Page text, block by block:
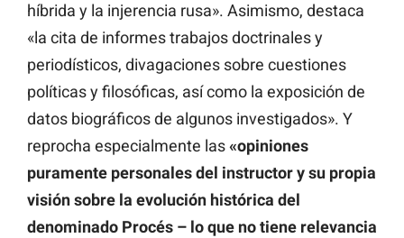
híbrida y la injerencia rusa». Asimismo, destaca
«la cita de informes trabajos doctrinales y
periodísticos, divagaciones sobre cuestiones
políticas y filosóficas, así como la exposición de
datos biográficos de algunos investigados». Y
reprocha especialmente las«opiniones
puramente personales del instructor y su propia
visión sobre la evolución histórica del
denominado Procés – lo que no tiene relevancia